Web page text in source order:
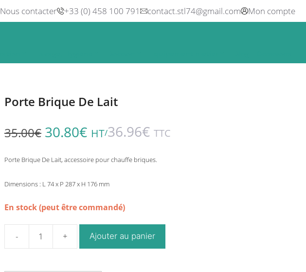
Nous contacter +33 (0) 458 100 791 contact.stl74@gmail.com Mon compte
Porte Brique De Lait
35.00€ 30.80€ HT/36.96€ TTC
Porte Brique De Lait, accessoire pour chauffe briques.
Dimensions : L 74 x P 287 x H 176 mm
En stock (peut être commandé)
Ajouter au panier